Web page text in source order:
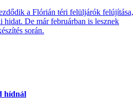
a Flórián téri felüljárók felújítása,
hidat. De már februárban is lesznek
során.
hídnál